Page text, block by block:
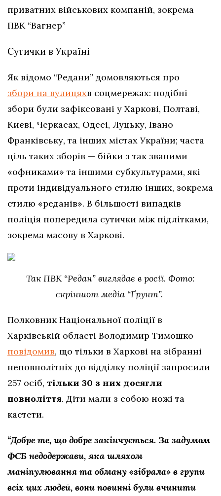
приватних військових компаній, зокрема
ПВК “Вагнер”
Сутички в Україні
Як відомо “Редани” домовляються про
збори на вулицяхв соцмережах: подібні
збори були зафіксовані у Харкові, Полтаві,
Києві, Черкасах, Одесі, Луцьку, Івано-
Франківську, та інших містах України; часта
ціль таких зборів — бійки з так званими
«офниками» та іншими субкультурами, які
проти індивідуального стилю інших, зокрема
стилю «реданів». В більшості випадків
поліція попередила сутички між підлітками,
зокрема масову в Харкові.
Так ПВК “Редан” виглядає в росії. Фото:
скріншот медіа “Ґрунт”.
Полковник Національної поліції в
Харківській області Володимир Тимошко
повідомив, що тільки в Харкові на зібранні
неповнолітніх до відділку поліції запросили
257 осіб, тільки 30 з них досягли
повноліття. Діти мали з собою ножі та
кастети.
“Добре те, що добре закінчується. За задумом
ФСБ недодержави, яка шляхом
маніпулювання та обману «зібрала» в групи
всіх цих людей, вони повинні були вчинити